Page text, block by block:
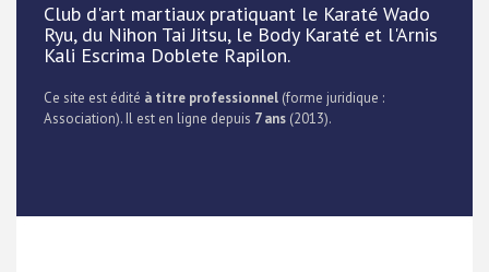
Club d'art martiaux pratiquant le Karaté Wado
Ryu, du Nihon Tai Jitsu, le Body Karaté et l'Arnis
Kali Escrima Doblete Rapilon.
Ce site est édité à titre professionnel (forme juridique :
Association). Il est en ligne depuis 7 ans (2013).